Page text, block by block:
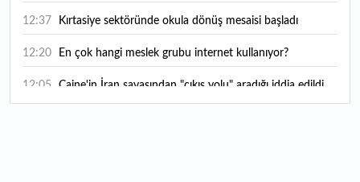
12:37 Kırtasiye sektöründe okula dönüş mesaisi başladı
12:20 En çok hangi meslek grubu internet kullanıyor?
12:05 Caine'in İran savaşından "çıkış yolu" aradığı iddia edildi